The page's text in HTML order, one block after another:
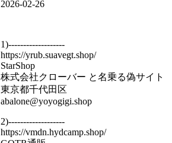
2026-02-26
1)-------------------
https://yrub.suavegt.shop/
StarShop
株式会社クローバー と名乗る偽サイト
東京都千代田区
abalone@yoyogigi.shop
2)-------------------
https://vmdn.hydcamp.shop/